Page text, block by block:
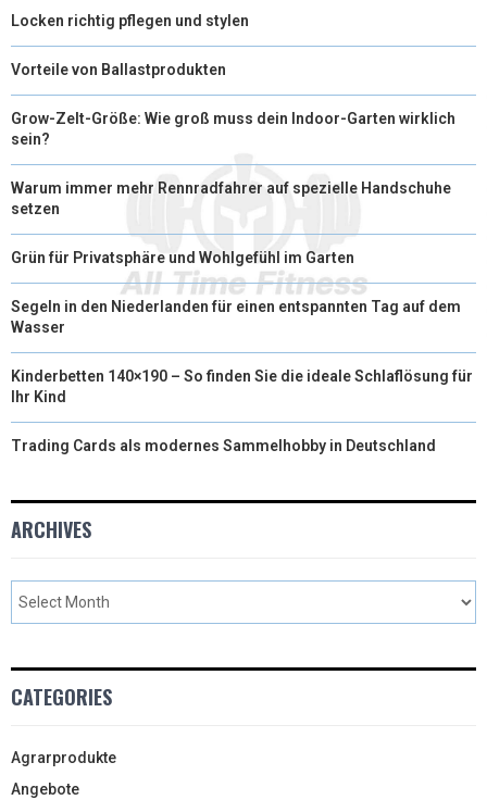
Locken richtig pflegen und stylen
Vorteile von Ballastprodukten
Grow-Zelt-Größe: Wie groß muss dein Indoor-Garten wirklich
sein?
Warum immer mehr Rennradfahrer auf spezielle Handschuhe
setzen
Grün für Privatsphäre und Wohlgefühl im Garten
Segeln in den Niederlanden für einen entspannten Tag auf dem
Wasser
Kinderbetten 140×190 – So finden Sie die ideale Schlaflösung für
Ihr Kind
Trading Cards als modernes Sammelhobby in Deutschland
ARCHIVES
CATEGORIES
Agrarprodukte
Angebote